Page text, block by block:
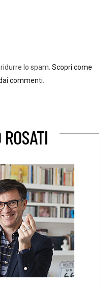
lo spam. Scopri come
commenti
ROSATI